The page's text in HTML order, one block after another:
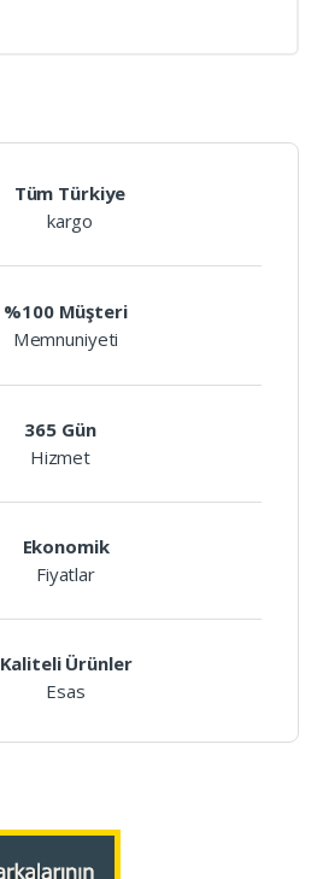
Tüm Türkiye
kargo
%100 Müşteri
Memnuniyeti
365 Gün
Hizmet
Ekonomik
Fiyatlar
Kaliteli Ürünler
Esas